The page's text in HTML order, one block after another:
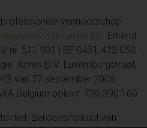
professionele vennootschap
code van het BIV. Erkend
nr. 511 931 | BE 0451.433.050
Adres BIV: Luxemburgstraat,
van 27 september 2006
Belgium polisnr. 730.390.160
Beroepsinstituut van